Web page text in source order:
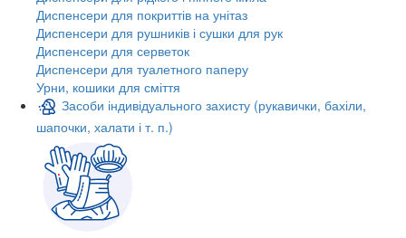
Диспенсери для покриттів на унітаз
Диспенсери для рушників і сушки для рук
Диспенсери для серветок
Диспенсери для туалетного паперу
Урни, кошики для сміття
Засоби індивідуального захисту (рукавички, бахіли,
шапочки, халати і т. п.)